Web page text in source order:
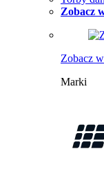
Zobacz
Zobacz
Marki